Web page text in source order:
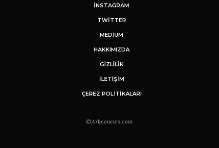
INSTAGRAM
TWITTER
MEDIUM
HAKKIMIZDA
GİZLİLİK
İLETIŞIM
ÇEREZ POLITIKALARI
©Arkeonews.com